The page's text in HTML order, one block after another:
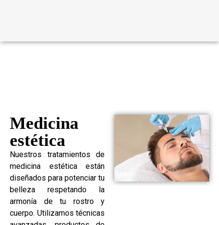
Medicina
estética
Nuestros tratamientos de
medicina estética están
diseñados para potenciar tu
belleza respetando la
armonía de tu rostro y
cuerpo. Utilizamos técnicas